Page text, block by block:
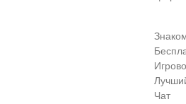
Чат